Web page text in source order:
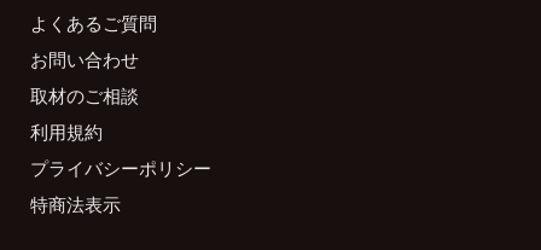
よくあるご質問
お問い合わせ
取材のご相談
利用規約
プライバシーポリシー
特商法表示